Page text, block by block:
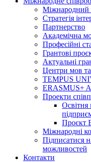
Міжнародний
Стратегія
Партнерство
Академічна
Професійні
Грантові
Актуальні
Центри мов та
TEMPUS
ERASMUS+
Проекти
Освітня
Проєкт
Міжнародні
Підписатися
можливостей
Контакти